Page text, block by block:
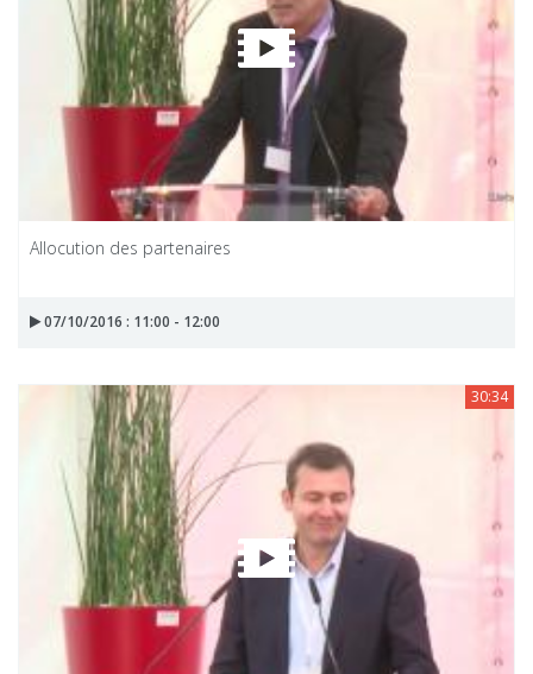
Allocution des partenaires
07/10/2016 : 11:00 - 12:00
30:34